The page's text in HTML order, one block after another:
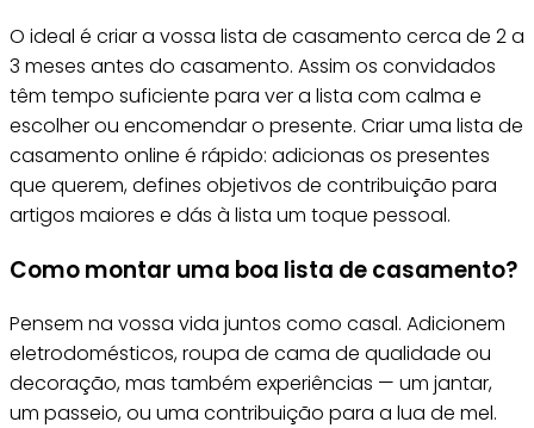
O ideal é criar a vossa lista de casamento cerca de 2 a
3 meses antes do casamento. Assim os convidados
têm tempo suficiente para ver a lista com calma e
escolher ou encomendar o presente. Criar uma lista de
casamento online é rápido: adicionas os presentes
que querem, defines objetivos de contribuição para
artigos maiores e dás à lista um toque pessoal.
Como montar uma boa lista de casamento?
Pensem na vossa vida juntos como casal. Adicionem
eletrodomésticos, roupa de cama de qualidade ou
decoração, mas também experiências — um jantar,
um passeio, ou uma contribuição para a lua de mel.